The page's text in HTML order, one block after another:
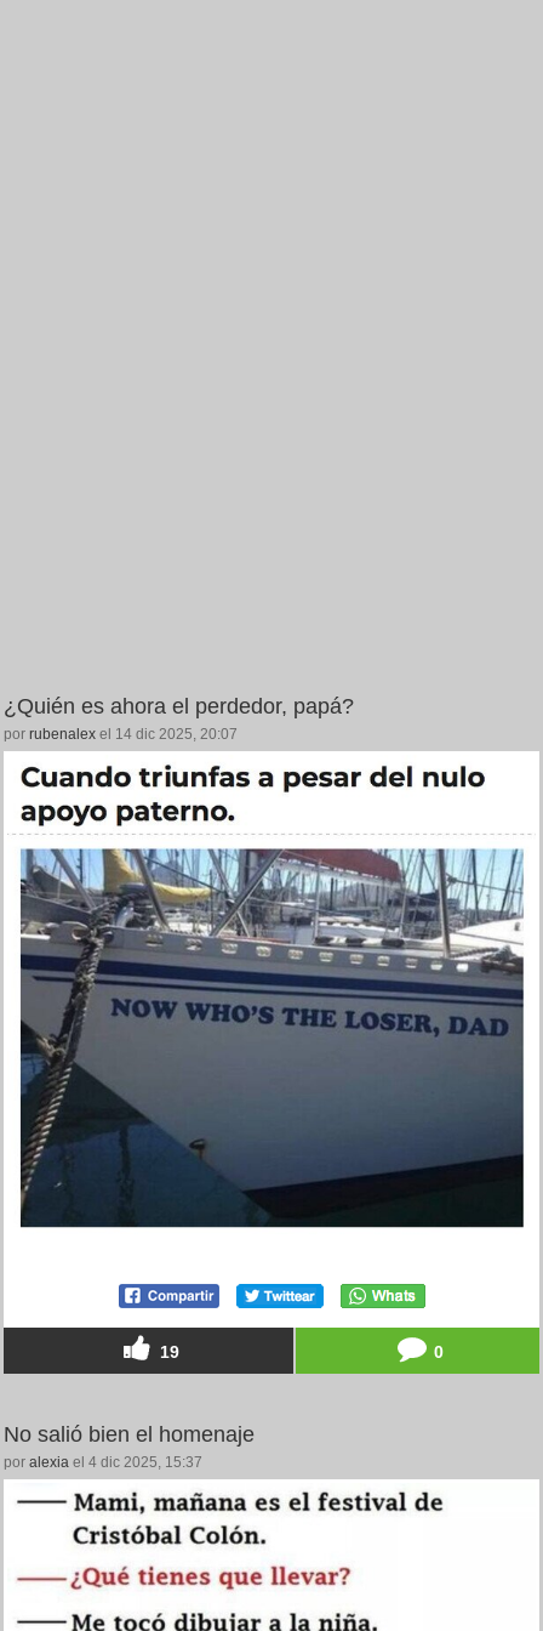
¿Quién es ahora el perdedor, papá?
por rubenalex el 14 dic 2025, 20:07
19 0
No salió bien el homenaje
por alexia el 4 dic 2025, 15:37